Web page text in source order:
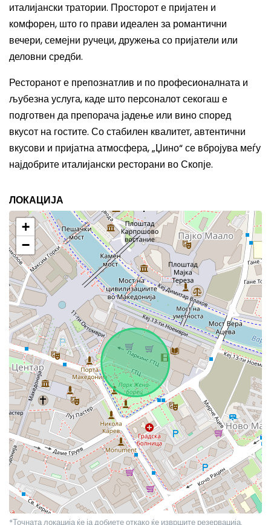
италијански тратории. Просторот е пријатен и
комфорен, што го прави идеален за романтични
вечери, семејни ручеци, дружења со пријатели или
деловни средби.
Ресторанот е препознатлив и по професионалната и
љубезна услуга, каде што персоналот секогаш е
подготвен да препорача јадење или вино според
вкусот на гостите. Со стабилен квалитет, автентични
вкусови и пријатна атмосфера, „Џино“ се вбројува меѓу
најдобрите италијански ресторани во Скопје.
ЛОКАЦИЈА
+
−
*Точната локација ќе ја добиете откако ќе извршите резервација.